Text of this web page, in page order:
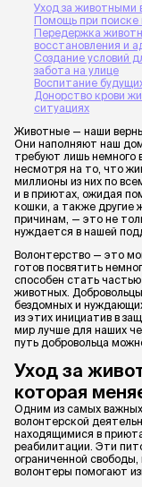
Уход за животными
Помощь при поиске
Передержка
восстановления и
Создание условий
забота на улице
Воспитание
Донорство крови
ситуациях
Животные — наши
Они наполняют наш
требуют лишь немного
несмотря на то, что
миллионы из них по
и в приютах, ожидая
кошки, а также другие
причинам, — это не
нуждается в нашей
Волонтерство — это
готов посвятить
способен стать
животных.
бездомных и
из этих инициатив в
мир лучше для наших
путь добровольца
Уход за
которая
Одним из самых
волонтерской
находящимися в
реабилитации. Эти
ограниченной
волонтеры помогают